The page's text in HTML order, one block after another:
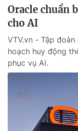
® Cấm sao chép dưới
thuận bằng văn bản.
thông tin từ website
Oracle chuẩn
cho AI
VTV.vn - Tập
hoạch huy động
phục vụ AI.